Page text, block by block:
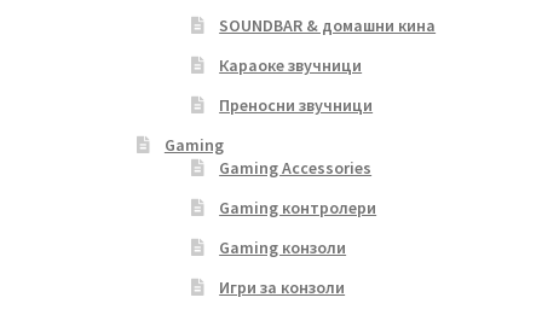
SOUNDBAR & домашни кина
Караоке звучници
Преносни звучници
Gaming
Gaming Accessories
Gaming контролери
Gaming конзоли
Игри за конзоли